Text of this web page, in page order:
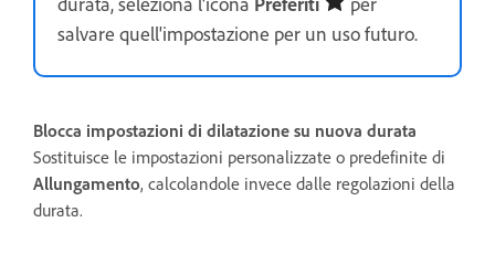
salvare quell'impostazione per un uso futuro.
Blocca impostazioni di dilatazione su nuova durata
Sostituisce le impostazioni personalizzate o predefinite di
Allungamento, calcolandole invece dalle regolazioni della
durata.